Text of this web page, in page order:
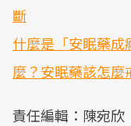
斷
什麼是「安眠藥
麼？安眠藥該怎
責任編輯：陳宛欣